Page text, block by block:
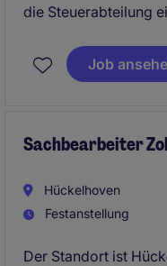
die Steuerabteilung
steuerliche
sicherzustellen,
Job
Sachbearbeiter
Hückelhoven
Festanstellung
Der Standort ist